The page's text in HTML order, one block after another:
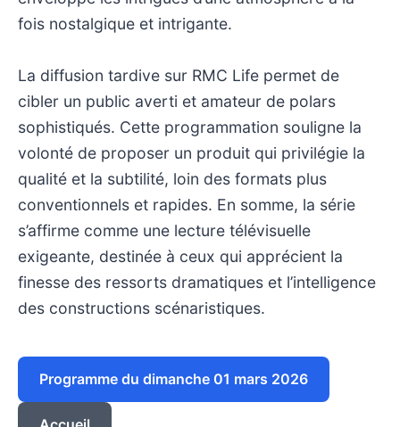
fois nostalgique et intrigante.
La diffusion tardive sur RMC Life permet de
cibler un public averti et amateur de polars
sophistiqués. Cette programmation souligne la
volonté de proposer un produit qui privilégie la
qualité et la subtilité, loin des formats plus
conventionnels et rapides. En somme, la série
s’affirme comme une lecture télévisuelle
exigeante, destinée à ceux qui apprécient la
finesse des ressorts dramatiques et l’intelligence
des constructions scénaristiques.
Programme du dimanche 01 mars 2026